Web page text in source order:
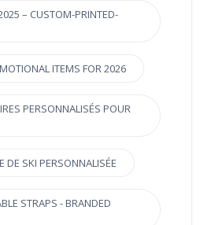
– CUSTOM-PRINTED-
ITEMS FOR 2026
PERSONNALISÉS POUR
DE SKI PERSONNALISÉE
STRAPS - BRANDED